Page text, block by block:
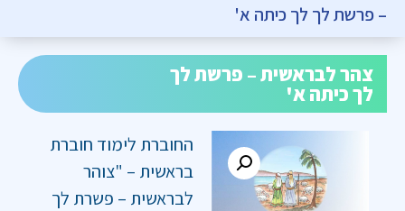
– פרשת לך לך כיתה א'
צהר לבראשית – פרשת לך
לך כיתה א'
החוברת לימוד חוברת
בראשית – "צוהר
לבראשית – פשרת לך